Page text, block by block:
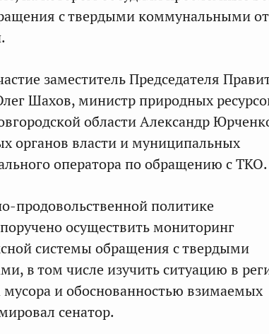
с твердыми коммунальными
заместитель Председателя
Шахов, министр природных
области Александр
органов власти и муниципальных
оператора по обращению с ТКО.
продовольственной политике
осуществить мониторинг
системы обращения с твердыми
в том числе изучить ситуацию в
мусора и обоснованностью взимаемых
сенатор.